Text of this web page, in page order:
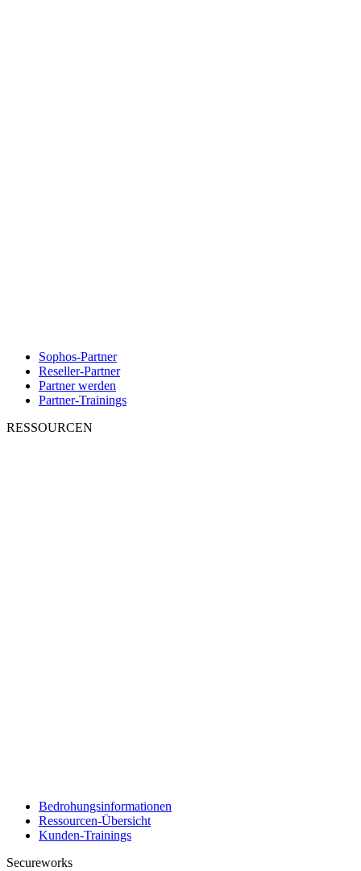
Sophos-Partner
Reseller-Partner
Partner werden
Partner-Trainings
RESSOURCEN
Bedrohungsinformationen
Ressourcen-Übersicht
Kunden-Trainings
Secureworks